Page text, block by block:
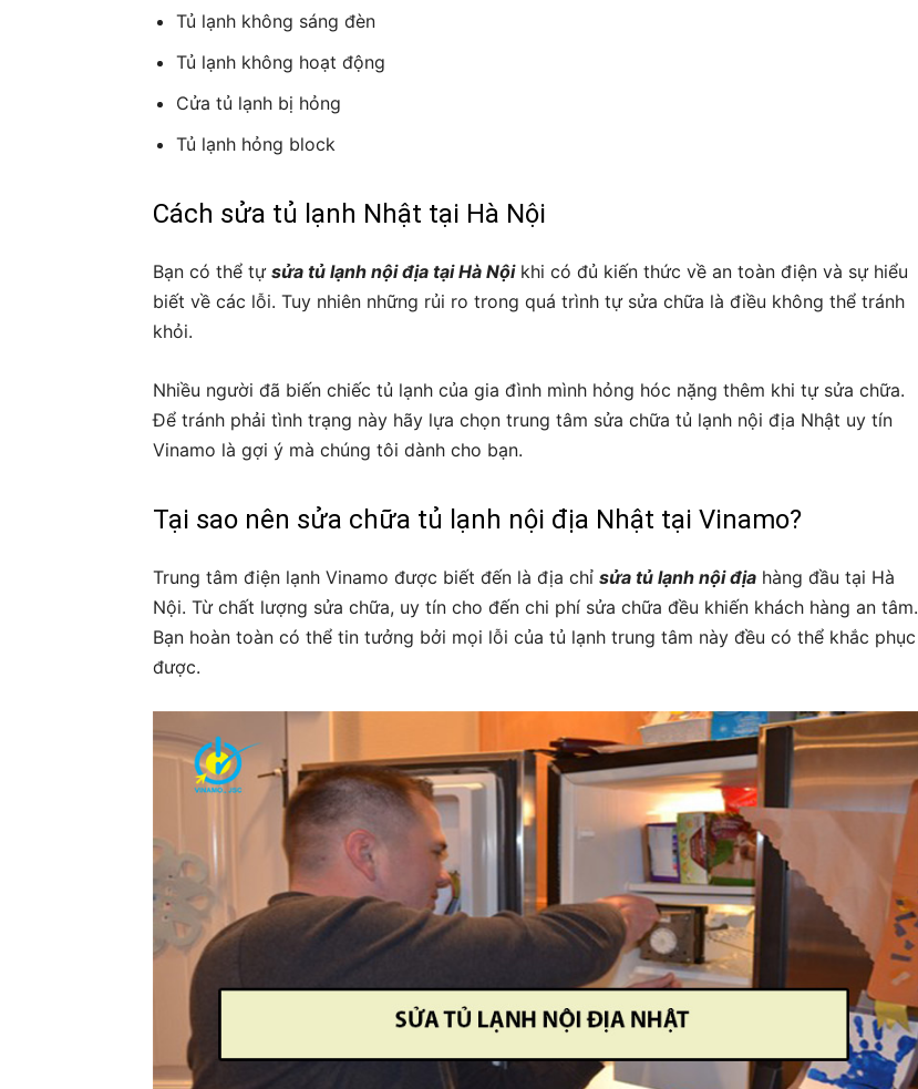
Tủ lạnh không sáng đèn
Tủ lạnh không hoạt động
Cửa tủ lạnh bị hỏng
Tủ lạnh hỏng block
Cách sửa tủ lạnh Nhật tại Hà Nội
Bạn có thể tự sửa tủ lạnh nội địa tại Hà Nộikhi có đủ kiến thức về an toàn điện và sự hiểu
biết về các lỗi. Tuy nhiên những rủi ro trong quá trình tự sửa chữa là điều không thể tránh
khỏi.
Nhiều người đã biến chiếc tủ lạnh của gia đình mình hỏng hóc nặng thêm khi tự sửa chữa.
Để tránh phải tình trạng này hãy lựa chọn trung tâm sửa chữa tủ lạnh nội địa Nhật uy tín
Vinamo là gợi ý mà chúng tôi dành cho bạn.
Tại sao nên sửa chữa tủ lạnh nội địa Nhật tại Vinamo?
Trung tâm điện lạnh Vinamo được biết đến là địa chỉ sửa tủ lạnh nội địa hàng đầu tại Hà
Nội. Từ chất lượng sửa chữa, uy tín cho đến chi phí sửa chữa đều khiến khách hàng an tâm.
Bạn hoàn toàn có thể tin tưởng bởi mọi lỗi của tủ lạnh trung tâm này đều có thể khắc phục
được.